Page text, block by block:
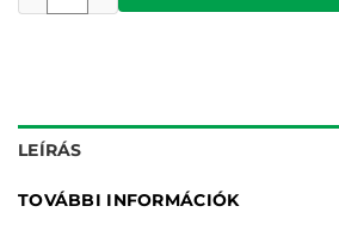
LEÍRÁS
TOVÁBBI INFORMÁCIÓK